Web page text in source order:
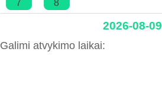
7 8
2026-08-09
Galimi atvykimo laikai: